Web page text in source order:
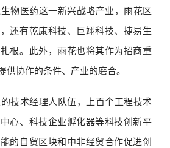
物医药这一新兴战略产业，雨花区
还有乾康科技、巨翊科技、捷易生
根。此外，雨花也将其作为招商重
供协作的条件、产业的磨合。
技术经理人队伍，上百个工程技术
心、科技企业孵化器等科技创新平
的自贸区块和中非经贸合作促进创